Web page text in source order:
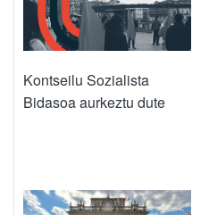
Kontseilu Sozialista
Bidasoa aurkeztu dute